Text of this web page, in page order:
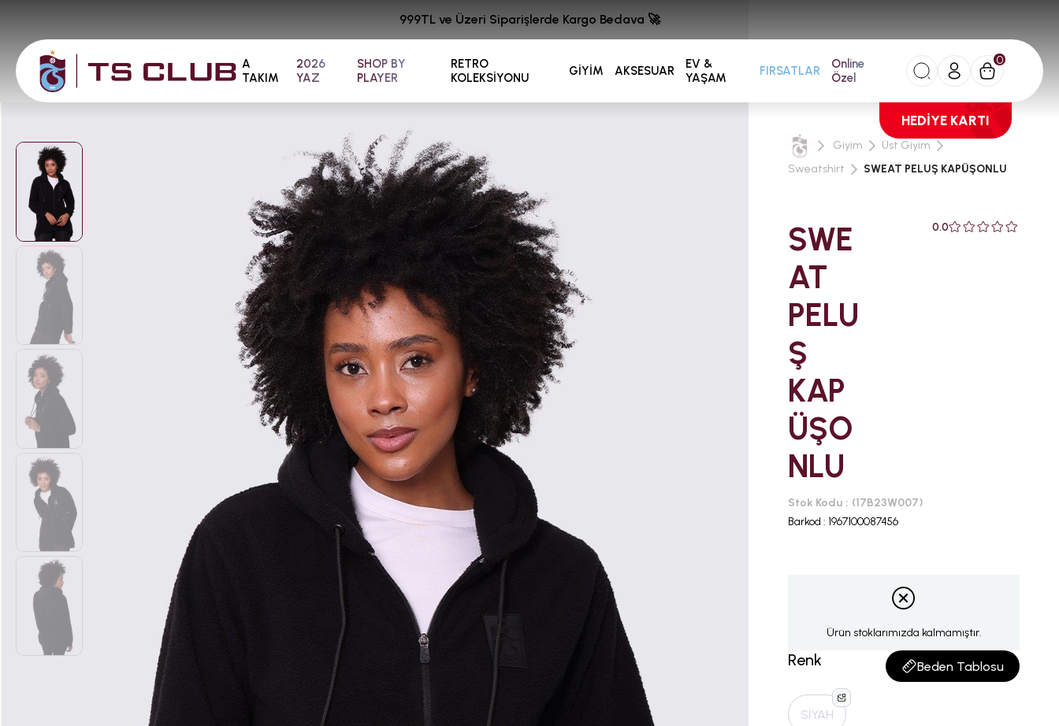
A
TAKIM
2026
YAZ
SHOP BY
PLAYER
RETRO
KOLEKSİYONU
GİYİM AKSESUAR
EV &
YAŞAM
FIRSATLAR
Online
Özel
0
HEDİYE KARTI
999TL ve Üzeri Siparişlerde Kargo Bedava 🚀
Giyim
Üst Giyim
Sweatshirt
SWEAT PELUŞ KAPÜŞONLU
SWE
AT
PELU
Ş
KAP
ÜŞO
NLU
0.0
Stok Kodu
(17B23W007)
Barkod : 1967100087456
Ürün stoklarımızda kalmamıştır.
Renk Beden Tablosu
SİYAH